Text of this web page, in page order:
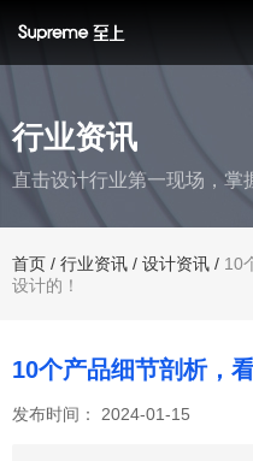
行业资讯
直击设计行业第一现场，掌
首页 / 行业资讯 / 设计资讯 / 10
设计的！
10个产品细节剖析，
发布时间： 2024-01-15